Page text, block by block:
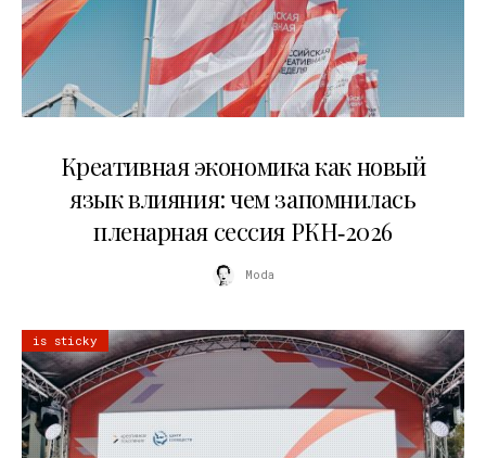
Креативная экономика как новый
язык влияния: чем запомнилась
пленарная сессия РКН‑2026
Moda
is sticky